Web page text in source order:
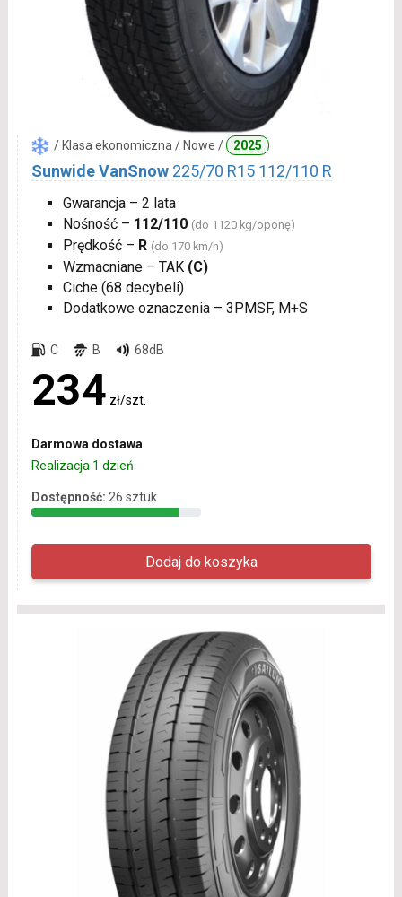
/ Klasa ekonomiczna / Nowe / 2025
Sunwide VanSnow 225/70 R15 112/110 R
Gwarancja – 2 lata
Nośność – 112/110 (do 1120 kg/oponę)
Prędkość – R (do 170 km/h)
Wzmacniane – TAK (C)
Ciche (68 decybeli)
Dodatkowe oznaczenia – 3PMSF, M+S
C B 68dB
234 zł/szt.
Darmowa dostawa
Realizacja 1 dzień
Dostępność: 26 sztuk